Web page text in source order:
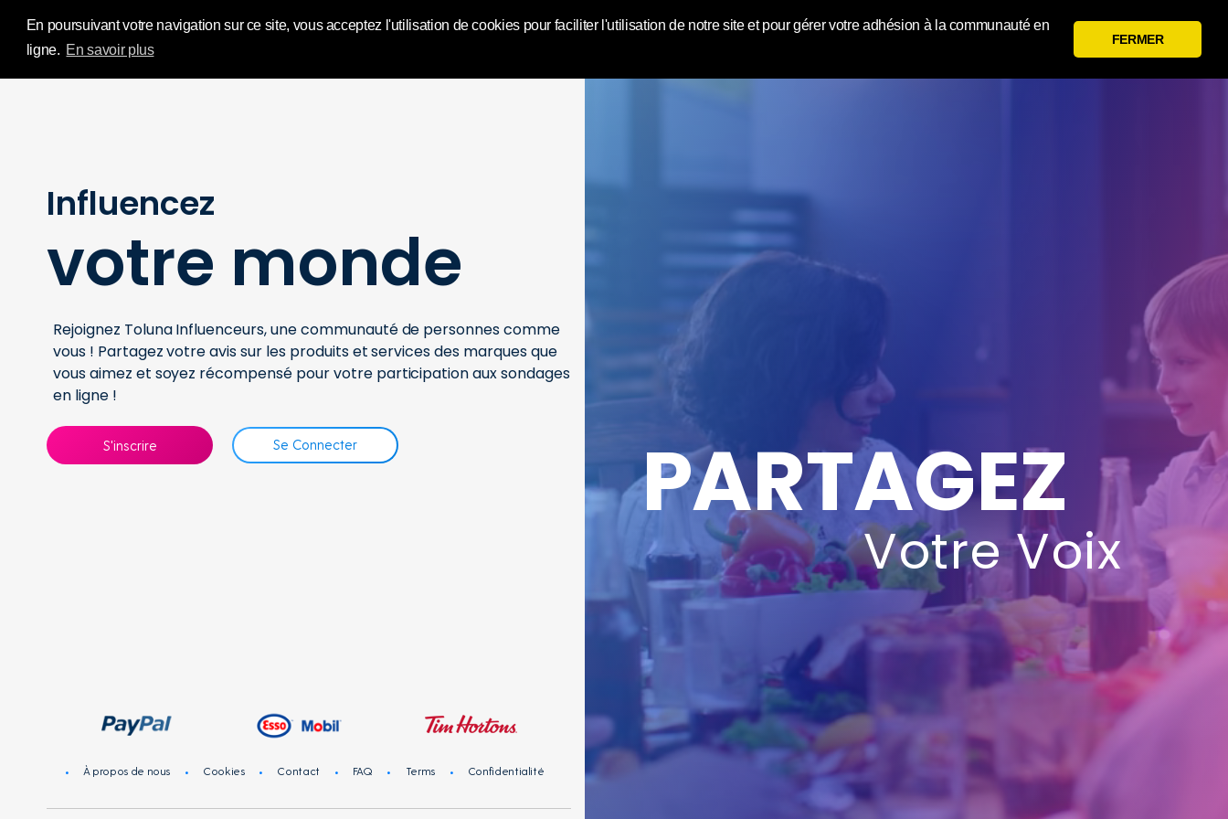
En poursuivant votre navigation sur ce site, vous acceptez l'utilisation de cookies pour faciliter l'utilisation de notre site et pour gérer votre adhésion à la communauté en
ligne. En savoir plus
FERMER
IMPL Home Public Video
Influencez
votre monde
Rejoignez Toluna Influenceurs, une communauté de personnes comme
vous ! Partagez votre avis sur les produits et services des marques que
vous aimez et soyez récompensé pour votre participation aux sondages
en ligne !
S'inscrire Se Connecter
À propos de nous Cookies Contact FAQ Terms Confidentialité
PARTAGEZ
Votre Voix